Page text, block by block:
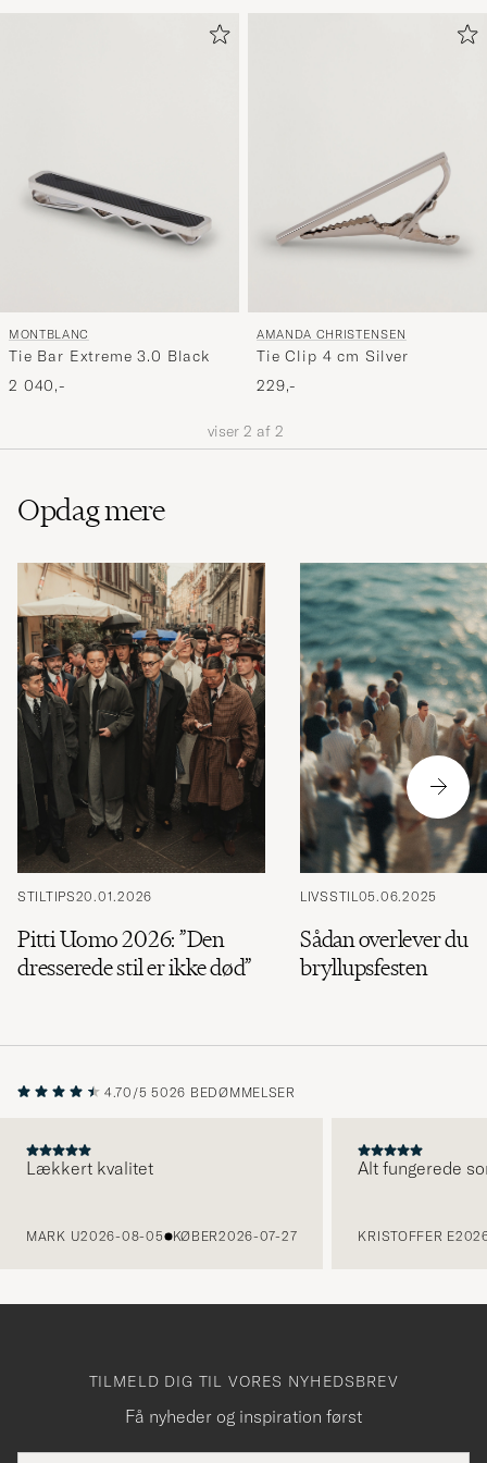
oplev
er
mere
til
MONTBLANC
Tie Bar Extreme 3.0 Black
2 040,-
AMANDA CHRISTENSEN
Tie Clip 4 cm Silver
229,-
viser 2 af 2
Opdag mere
STILTIPS20.01.2026
Pitti Uomo 2026: ”Den
dresserede stil er ikke død”
LIVSSTIL05.06.2025
Sådan overlever du
bryllupsfesten
4.70/5 5026 BEDØMMELSER
Lækkert kvalitet
MARK U2026-08-05 KØBER2026-07-27
Alt fungerede
KRISTOFFER E
TILMELD DIG TIL VORES NYHEDSBREV
Få nyheder og inspiration først